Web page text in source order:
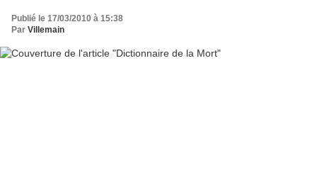
Publié le 17/03/2010 à 15:38
Par Villemain